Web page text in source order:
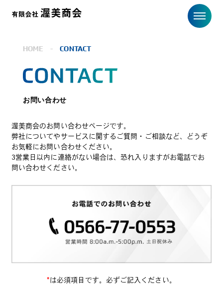
HOME - CONTACT
お問い合わせ
渥美商会のお問い合わせページです。
弊社についてやサービスに関するご質問・ご相談など、どうぞ
お気軽にお問い合わせください。
3営業日以内に連絡がない場合は、恐れ入りますがお電話でお
問い合わせください。
*は必須項目です。必ずご記入ください。